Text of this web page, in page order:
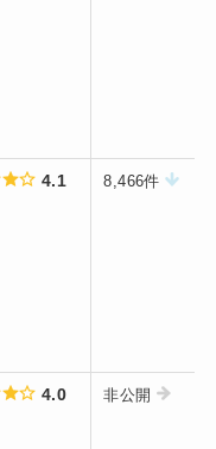
4.1 8,466件
4.0 非公開